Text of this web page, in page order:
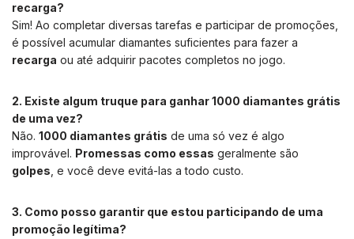
recarga?
Sim! Ao completar diversas tarefas e participar de promoções,
é possível acumular diamantes suficientes para fazer a
recarga ou até adquirir pacotes completos no jogo.
2. Existe algum truque para ganhar 1000 diamantes grátis
de uma vez?
Não. 1000 diamantes grátis de uma só vez é algo
improvável. Promessas como essas geralmente são
golpes , e você deve evitá-las a todo custo.
3. Como posso garantir que estou participando de uma
promoção legítima?